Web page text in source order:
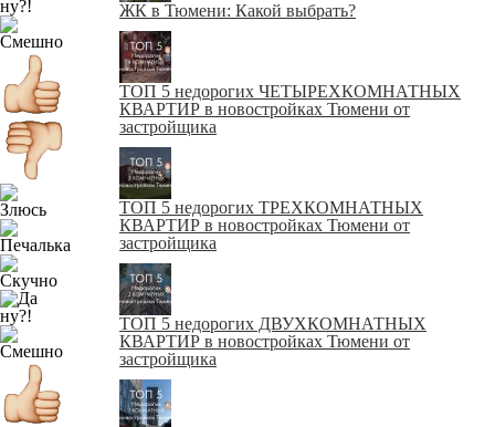
ЖК в Тюмени: Какой выбрать?
ТОП 5 недорогих ЧЕТЫРЕХКОМНАТНЫХ
КВАРТИР в новостройках Тюмени от
застройщика
ТОП 5 недорогих ТРЕХКОМНАТНЫХ
КВАРТИР в новостройках Тюмени от
застройщика
ТОП 5 недорогих ДВУХКОМНАТНЫХ
КВАРТИР в новостройках Тюмени от
застройщика